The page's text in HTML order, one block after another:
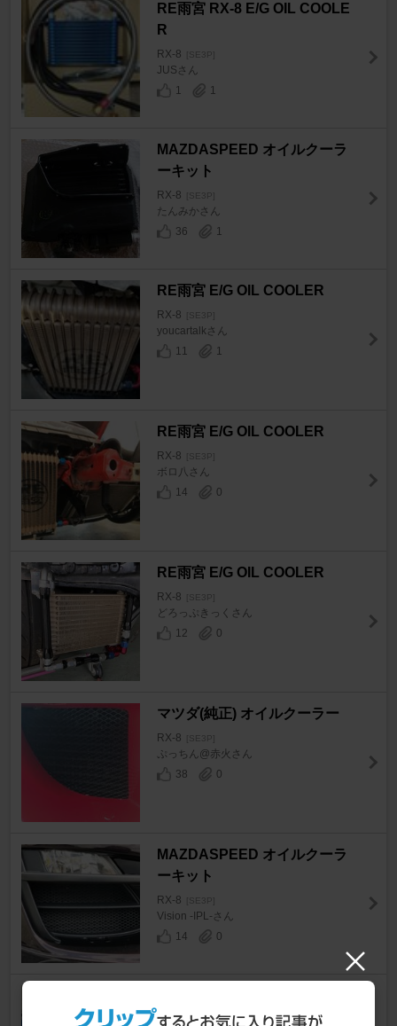
RE雨宮 RX-8 E/G OIL COOLE
R
RX-8 [SE3P]
JUSさん
1
1
MAZDASPEED オイルクーラ
ーキット
RX-8 [SE3P]
たんみかさん
36
1
RE雨宮 E/G OIL COOLER
RX-8 [SE3P]
youcartalkさん
11
1
RE雨宮 E/G OIL COOLER
RX-8 [SE3P]
ボロ八さん
14
0
RE雨宮 E/G OIL COOLER
RX-8 [SE3P]
どろっぷきっくさん
12
0
マツダ(純正) オイルクーラー
RX-8 [SE3P]
ぷっちん@赤火さん
38
0
MAZDASPEED オイルクーラ
ーキット
RX-8 [SE3P]
Vision -IPL-さん
14
0
熱塗料ver3